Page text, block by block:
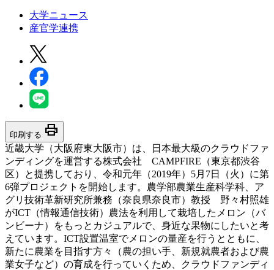
大学ニュース
産官学連携
印刷する print
近畿大学（大阪府東大阪市）は、日本最大級のクラウドファ
ンディングを運営する株式会社 CAMPFIRE（東京都渋谷
区）と提携しており、令和元年（2019年）5月7日（火）に第
6弾プロジェクトを開始します。農学部農業生産科学科、ア
グリ技術革新研究所兼務（奈良県奈良市）教授 野々村照雄
がICT（情報通信技術）農法を利用して栽培したメロン（バ
ンビーナ）をもっとカジュアルで、身近な果物にしたいと考
えています。ICT設置温室でメロンの量産を行うとともに、
新たに農業を目指す方々（農の担い手、新規就農者および農
業女子など）の育成を行っていくため、クラウドファンディ